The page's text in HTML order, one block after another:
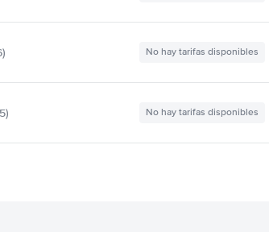
No hay tarifas disponibles
No hay tarifas disponibles